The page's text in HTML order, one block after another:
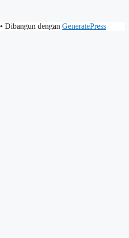
• Dibangun dengan GeneratePress